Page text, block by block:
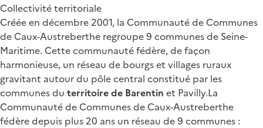
Collectivité territoriale
Créée en décembre 2001, la Communauté de Communes
de Caux-Austreberthe regroupe 9 communes de Seine-
Maritime. Cette communauté fédère, de façon
harmonieuse, un réseau de bourgs et villages ruraux
gravitant autour du pôle central constitué par les
communes du territoire de Barentin et Pavilly.La
Communauté de Communes de Caux-Austreberthe
fédère depuis plus 20 ans un réseau de 9 communes :